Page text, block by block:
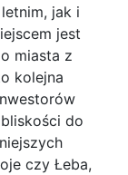
jak i
jest
miasta z
kolejna
do
czy Łeba,